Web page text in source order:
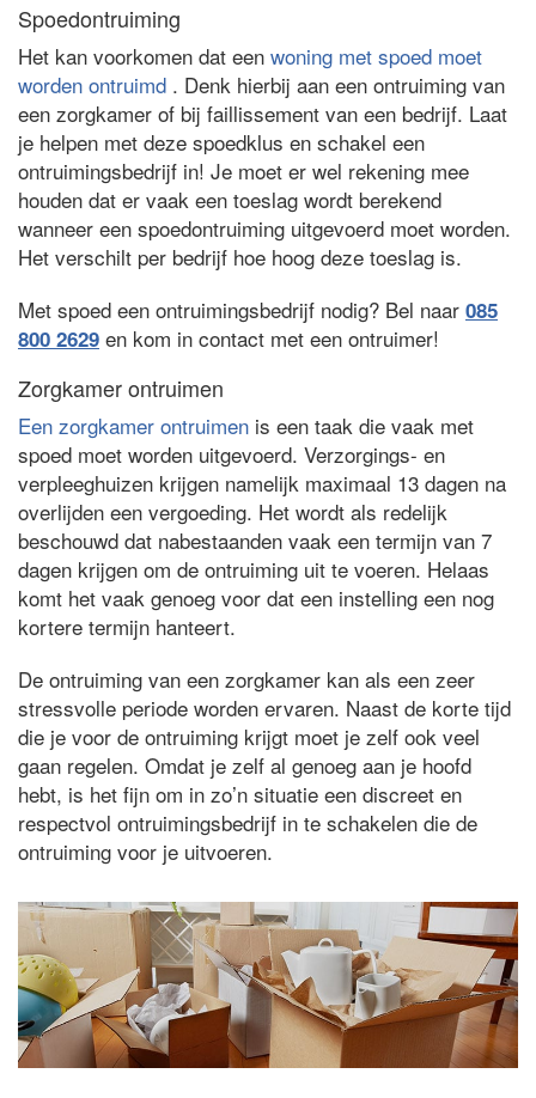
Spoedontruiming
Het kan voorkomen dat een woning met spoed moet
worden ontruimd . Denk hierbij aan een ontruiming van
een zorgkamer of bij faillissement van een bedrijf. Laat
je helpen met deze spoedklus en schakel een
ontruimingsbedrijf in! Je moet er wel rekening mee
houden dat er vaak een toeslag wordt berekend
wanneer een spoedontruiming uitgevoerd moet worden.
Het verschilt per bedrijf hoe hoog deze toeslag is.
Met spoed een ontruimingsbedrijf nodig? Bel naar 085
800 2629 en kom in contact met een ontruimer!
Zorgkamer ontruimen
Een zorgkamer ontruimen is een taak die vaak met
spoed moet worden uitgevoerd. Verzorgings- en
verpleeghuizen krijgen namelijk maximaal 13 dagen na
overlijden een vergoeding. Het wordt als redelijk
beschouwd dat nabestaanden vaak een termijn van 7
dagen krijgen om de ontruiming uit te voeren. Helaas
komt het vaak genoeg voor dat een instelling een nog
kortere termijn hanteert.
De ontruiming van een zorgkamer kan als een zeer
stressvolle periode worden ervaren. Naast de korte tijd
die je voor de ontruiming krijgt moet je zelf ook veel
gaan regelen. Omdat je zelf al genoeg aan je hoofd
hebt, is het fijn om in zo’n situatie een discreet en
respectvol ontruimingsbedrijf in te schakelen die de
ontruiming voor je uitvoeren.